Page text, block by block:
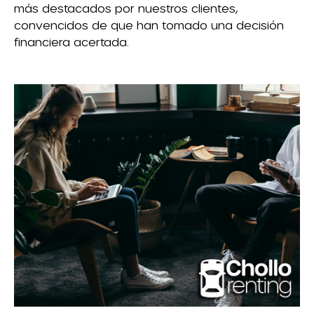
más destacados por nuestros clientes,
convencidos de que han tomado una decisión
financiera acertada.